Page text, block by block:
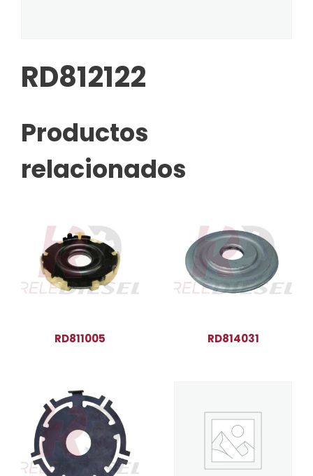
RD812122
Productos
relacionados
RD811005 RD814031